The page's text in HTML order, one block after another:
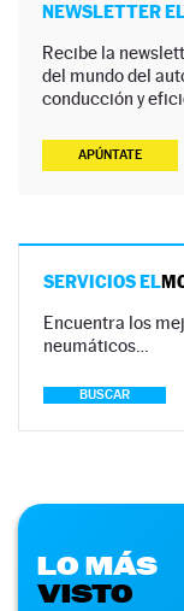
NEWSLETTER
Recibe la
del mundo del
conducción y
APÚNTATE
SERVICIOS EL
Encuentra los
neumáticos…
BUSCAR
LO MÁS
VISTO